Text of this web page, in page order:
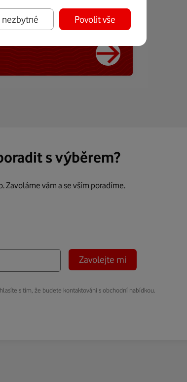
s výběrem?
Zavoláme vám a se vším poradíme.
Zavolejte mi
s tím, že budete kontaktováni s obchodní nabídkou.
nezbytné Povolit vše